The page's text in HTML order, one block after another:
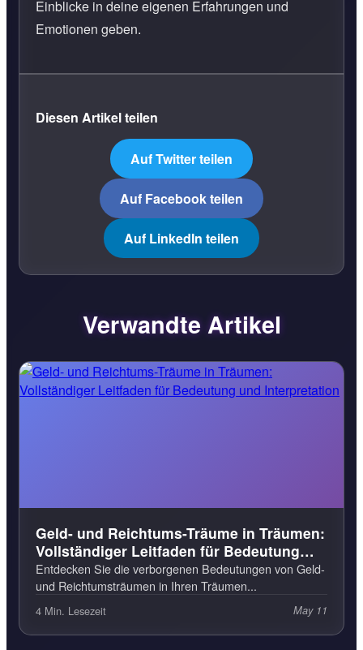
Einblicke in deine eigenen Erfahrungen und
Emotionen geben.
Diesen Artikel teilen
Auf Twitter teilen
Auf Facebook teilen
Auf LinkedIn teilen
Verwandte Artikel
Geld- und Reichtums-Träume in Träumen:
Vollständiger Leitfaden für Bedeutung
und Interpretation
Entdecken Sie die verborgenen Bedeutungen von Geld-
und Reichtumsträumen in Ihren Träumen...
4 Min. Lesezeit May 11